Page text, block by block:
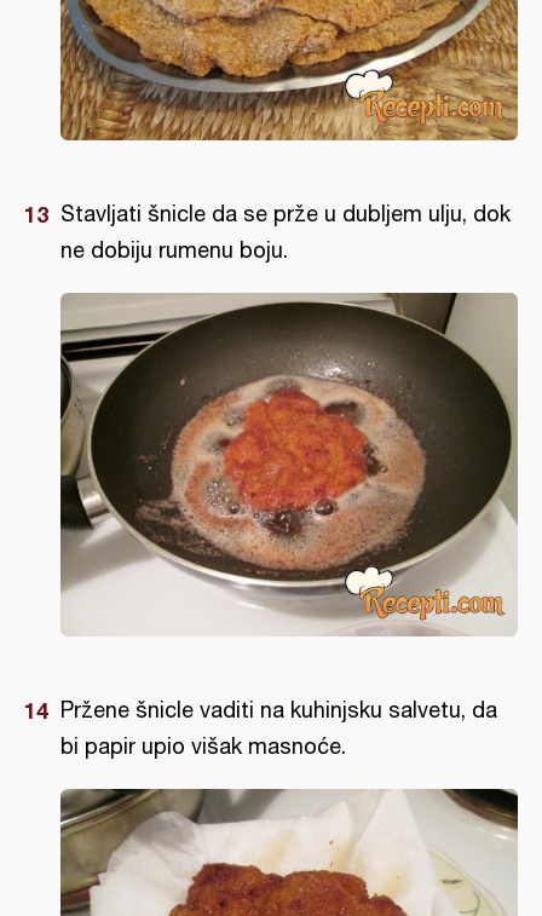
Stavljati šnicle da se prže u dubljem ulju, dok
ne dobiju rumenu boju.
Pržene šnicle vaditi na kuhinjsku salvetu, da
bi papir upio višak masnoće.